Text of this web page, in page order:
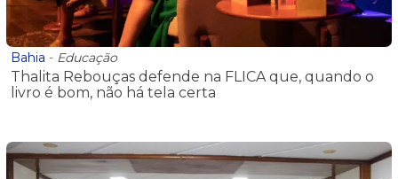
Bahia - Educação
Thalita Rebouças defende na FLICA que, quando o
livro é bom, não há tela certa